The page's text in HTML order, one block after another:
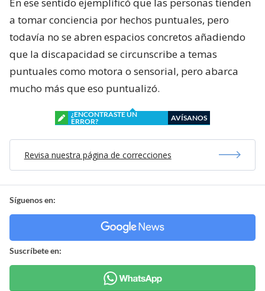
a tomar conciencia por hechos puntuales, pero
todavía no se abren espacios concretos añadiendo
que la discapacidad se circunscribe a temas
puntuales como motora o sensorial, pero abarca
mucho más que eso puntualizó.
¿ENCONTRASTE UN
ERROR?
AVÍSANOS
Revisa nuestra página de correcciones
Síguenos en:
Suscríbete en: